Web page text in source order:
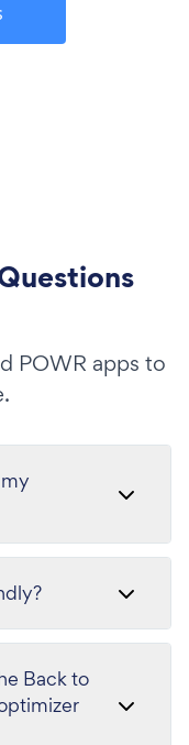
POWR apps to
Back to